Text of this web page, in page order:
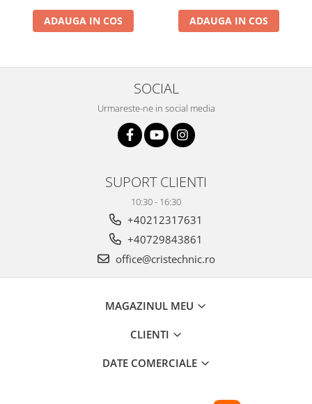
ADAUGA IN COS ADAUGA IN COS
SOCIAL
Urmareste-ne in social media
SUPORT CLIENTI
10:30 - 16:30
+40212317631
+40729843861
office@cristechnic.ro
MAGAZINUL MEU
CLIENTI
DATE COMERCIALE